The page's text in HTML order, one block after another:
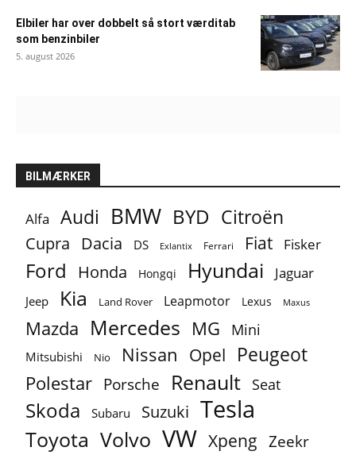
Elbiler har over dobbelt så stort værditab
som benzinbiler
5. august 2026
BILMÆRKER
Alfa Audi BMW BYD Citroën
Cupra Dacia DS Exlantix Ferrari Fiat Fisker
Ford Honda Hongqi Hyundai Jaguar
Jeep Kia Land Rover Leapmotor Lexus Maxus
Mazda Mercedes MG Mini
Mitsubishi Nio Nissan Opel Peugeot
Polestar Porsche Renault Seat
Skoda Subaru Suzuki Tesla
Toyota Volvo VW Xpeng Zeekr